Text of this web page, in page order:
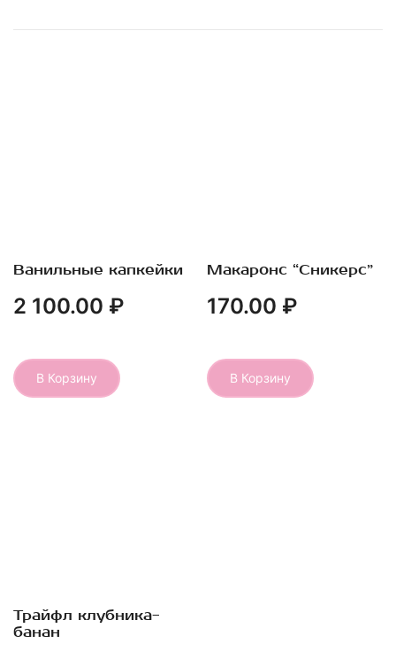
Быстрый Просмотр
Ванильные капкейки
2 100.00 ₽
В Корзину
Быстрый Просмотр
Макаронс “Сникерс”
170.00 ₽
В Корзину
Быстрый Просмотр
Трайфл клубника-
банан